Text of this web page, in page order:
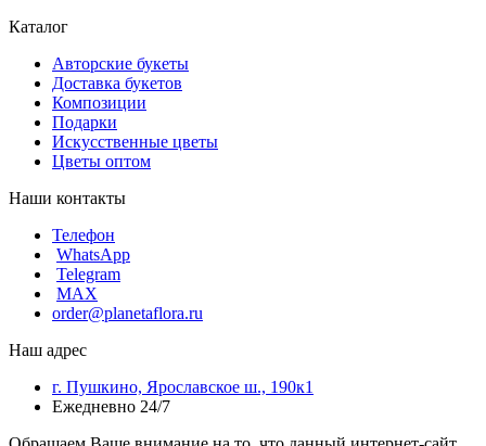
Каталог
Авторские букеты
Доставка букетов
Композиции
Подарки
Искусственные цветы
Цветы оптом
Наши контакты
Телефон
WhatsApp
Telegram
MAX
order@planetaflora.ru
Наш адрес
г. Пушкино, Ярославское ш., 190к1
Ежедневно 24/7